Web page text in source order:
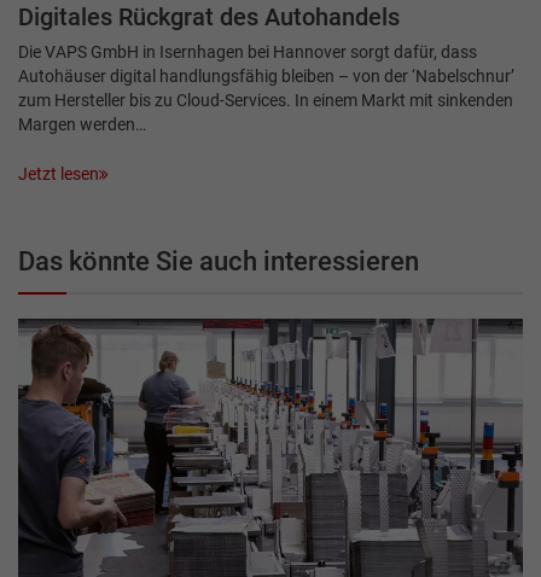
Digitales Rückgrat des ­Autohandels
Die VAPS GmbH in Isernhagen bei Hannover sorgt dafür, dass
Autohäuser digital handlungsfähig bleiben – von der ‘Nabelschnur’
zum Hersteller bis zu Cloud-Services. In einem Markt mit sinkenden
Margen werden…
Jetzt lesen
Das könnte Sie auch interessieren